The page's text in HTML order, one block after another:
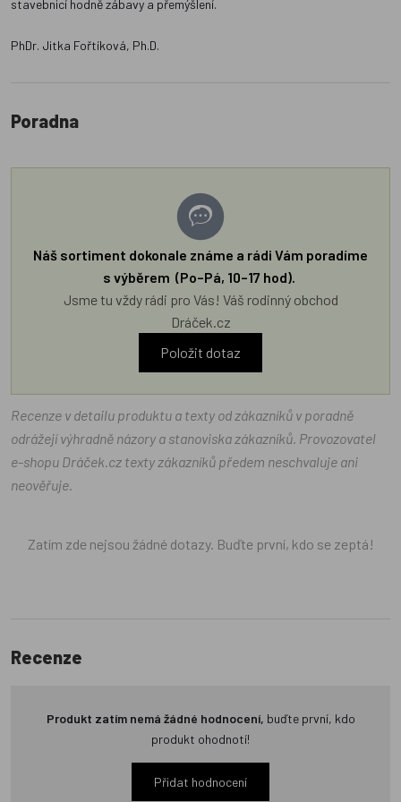
stavebnicí hodně zábavy a přemýšlení.
PhDr. Jitka Fořtíková, Ph.D.
Poradna
Náš sortiment dokonale známe a rádi Vám poradíme
s výběrem (Po–Pá, 10–17 hod).
Jsme tu vždy rádi pro Vás! Váš rodinný obchod
Dráček.cz
Položit dotaz
Recenze v detailu produktu a texty od zákazníků v poradně
odrážejí výhradně názory a stanoviska zákazníků. Provozovatel
e-shopu Dráček.cz texty zákazníků předem neschvaluje ani
neověřuje.
Zatím zde nejsou žádné dotazy. Buďte první, kdo se zeptá!
Recenze
Produkt zatím nemá žádné hodnocení, buďte první, kdo
produkt ohodnotí!
Přidat hodnocení